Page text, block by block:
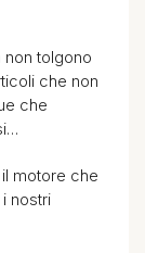
tolgono
che non
che
motore che
nostri